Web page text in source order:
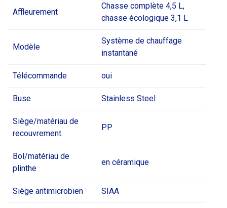
Affleurement
Chasse complète 4,5 L,
chasse écologique 3,1 L
Modèle
Système de chauffage
instantané
Télécommande oui
Buse Stainless Steel
Siège/matériau de
recouvrement.
PP
Bol/matériau de
plinthe
en céramique
Siège antimicrobien SIAA